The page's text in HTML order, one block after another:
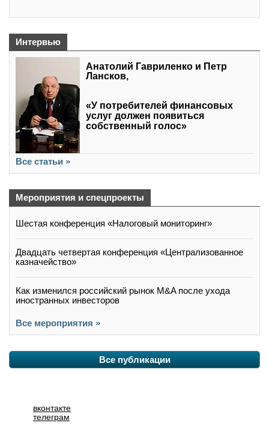
Интервью
Анатолий Гавриленко и Петр
Лансков,
«У потребителей финансовых
услуг должен появиться
собственный голос»
Все статьи »
Мероприятия и спецпроекты
Шестая конференция «Налоговый мониторинг»
Двадцать четвертая конференция «Централизованное
казначейство»
Как изменился российский рынок M&A после ухода
иностранных инвесторов
Все мероприятия »
Все публикации
вконтакте
телеграм